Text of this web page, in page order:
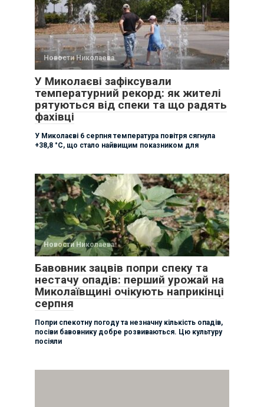
Новости Николаева
У Миколаєві зафіксували
температурний рекорд: як жителі
рятуються від спеки та що радять
фахівці
У Миколаєві 6 серпня температура повітря сягнула
+38,8 °C, що стало найвищим показником для
Новости Николаева
Бавовник зацвів попри спеку та
нестачу опадів: перший урожай на
Миколаївщині очікують наприкінці
серпня
Попри спекотну погоду та незначну кількість опадів,
посіви бавовнику добре розвиваються. Цю культуру
посіяли